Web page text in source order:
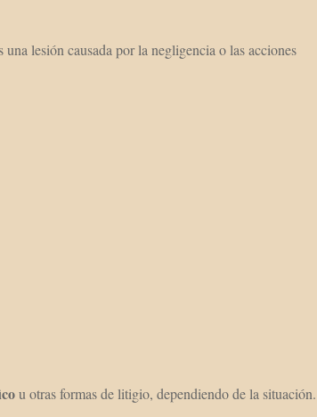
lesión causada por la negligencia o las acciones
u otras formas de litigio, dependiendo de la situación.